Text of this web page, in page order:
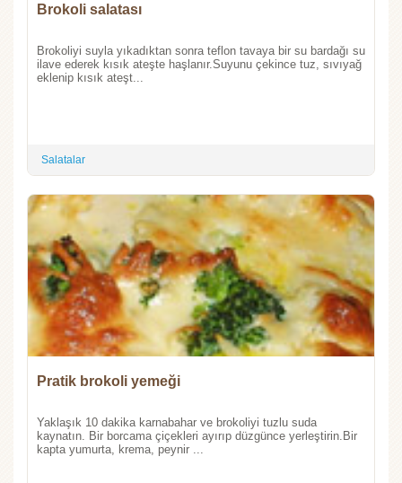
Brokoli salatası
Brokoliyi suyla yıkadıktan sonra teflon tavaya bir su bardağı su
ilave ederek kısık ateşte haşlanır.Suyunu çekince tuz, sıvıyağ
eklenip kısık ateşt...
Salatalar
Pratik brokoli yemeği
Yaklaşık 10 dakika karnabahar ve brokoliyi tuzlu suda
kaynatın. Bir borcama çiçekleri ayırıp düzgünce yerleştirin.Bir
kapta yumurta, krema, peynir ...